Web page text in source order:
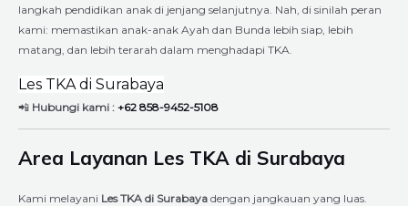
langkah pendidikan anak di jenjang selanjutnya. Nah, di sinilah peran
kami: memastikan anak-anak Ayah dan Bunda lebih siap, lebih
matang, dan lebih terarah dalam menghadapi TKA.
Les TKA di Surabaya
📲 Hubungi kami : +62 858-9452-5108
Area Layanan Les TKA di Surabaya
Kami melayani Les TKA di Surabaya dengan jangkauan yang luas.